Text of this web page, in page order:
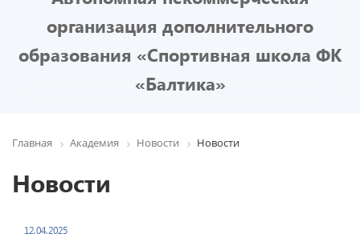
организация дополнительного
образования «Спортивная школа ФК
«Балтика»
Главная Академия Новости Новости
Новости
12.04.2025